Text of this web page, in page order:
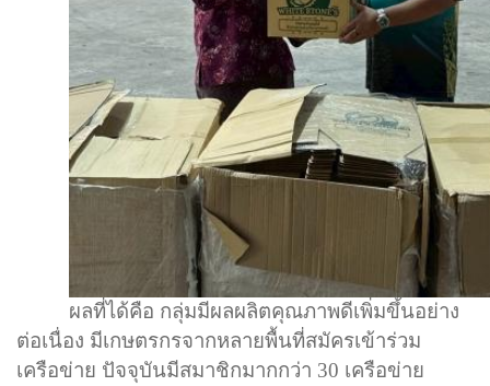
ผลที่ได้คือ กลุ่มมีผลผลิตคุณภาพดีเพิ่มขึ้นอย่าง
ต่อเนื่อง มีเกษตรกรจากหลายพื้นที่สมัครเข้าร่วม
เครือข่าย ปัจจุบันมีสมาชิกมากกว่า 30 เครือข่าย